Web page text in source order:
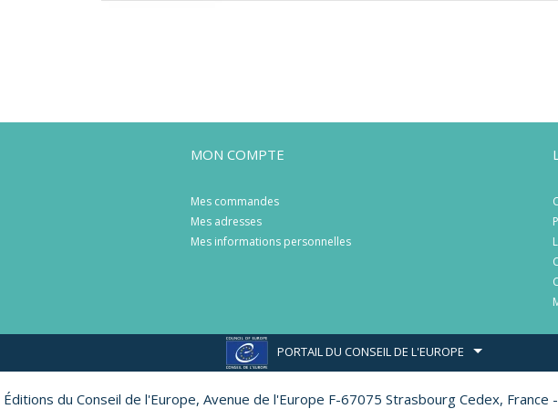
MON COMPTE
Mes commandes
Mes adresses
Mes informations personnelles
PORTAIL DU CONSEIL DE L'EUROPE
Éditions du Conseil de l'Europe, Avenue de l'Europe F-67075 Strasbourg Cedex, France